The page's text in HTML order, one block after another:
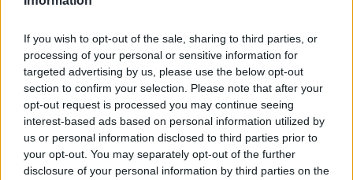
If you wish to opt-out of the sale, sharing to third parties, or
processing of your personal or sensitive information for
targeted advertising by us, please use the below opt-out
section to confirm your selection. Please note that after your
opt-out request is processed you may continue seeing
interest-based ads based on personal information utilized by
us or personal information disclosed to third parties prior to
your opt-out. You may separately opt-out of the further
disclosure of your personal information by third parties on the
A versão de homem está disponível nos tamanhos
46 ao 66 e a versão de mulher do tamanho 34 ao 48.
O casaco tem um PVP recomendado de 610€ e
podem ser consultadas mais informações no site
BMW Motorrad.
Tags: Bavella Blusão destaque Motorrad